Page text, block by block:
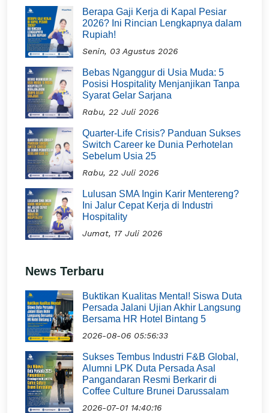
Berapa Gaji Kerja di Kapal Pesiar
2026? Ini Rincian Lengkapnya dalam
Rupiah!
Senin, 03 Agustus 2026
Bebas Nganggur di Usia Muda: 5
Posisi Hospitality Menjanjikan Tanpa
Syarat Gelar Sarjana
Rabu, 22 Juli 2026
Quarter-Life Crisis? Panduan Sukses
Switch Career ke Dunia Perhotelan
Sebelum Usia 25
Rabu, 22 Juli 2026
Lulusan SMA Ingin Karir Mentereng?
Ini Jalur Cepat Kerja di Industri
Hospitality
Jumat, 17 Juli 2026
News Terbaru
Buktikan Kualitas Mental! Siswa Duta
Persada Jalani Ujian Akhir Langsung
Bersama HR Hotel Bintang 5
2026-08-06 05:56:33
Sukses Tembus Industri F&B Global,
Alumni LPK Duta Persada Asal
Pangandaran Resmi Berkarir di
Coffee Culture Brunei Darussalam
2026-07-01 14:40:16